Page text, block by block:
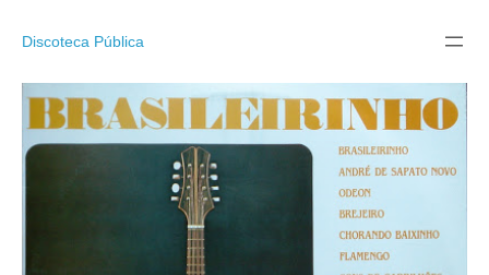
Discoteca Pública